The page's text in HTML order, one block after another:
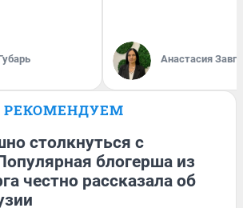
Анастасия
РЕКОМЕНДУЕМ
столкнуться с
блогерша из
честно рассказала об